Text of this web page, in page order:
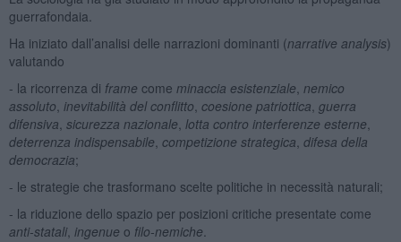
guerrafondaia.
Ha iniziato dall’analisi delle narrazioni dominanti (narrative analysis)
valutando
- la ricorrenza di frame come minaccia esistenziale nemico
assoluto inevitabilità del conflitto coesione patriottica guerra
difensiva sicurezza nazionale lotta contro interferenze esterne
deterrenza indispensabile competizione strategica difesa della
democrazia;
- le strategie che trasformano scelte politiche in necessità naturali;
- la riduzione dello spazio per posizioni critiche presentate come
anti-statali, ingenue o filo-nemiche